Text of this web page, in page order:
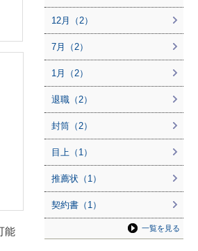
能
12月（2）
7月（2）
1月（2）
退職（2）
封筒（2）
目上（1）
推薦状（1）
契約書（1）
一覧を見る